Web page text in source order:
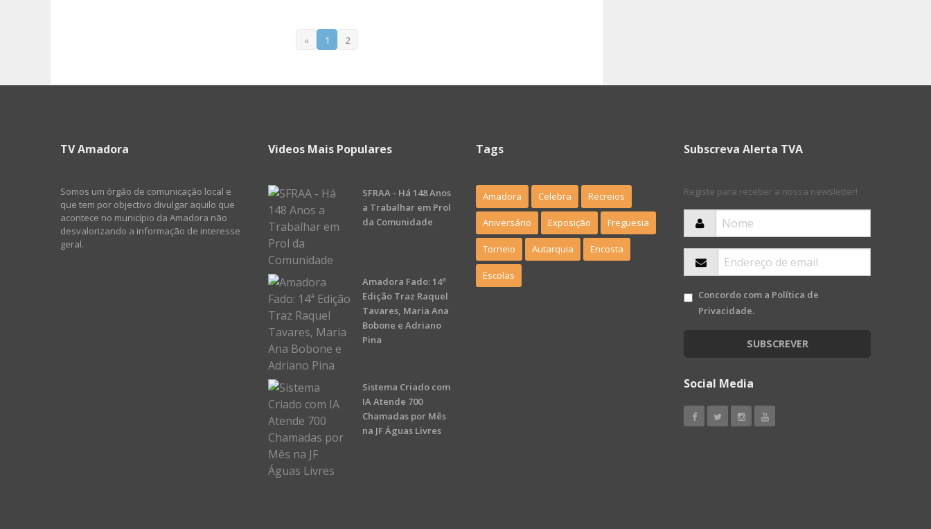
« 1 2
TV Amadora
Somos um órgão de comunicação local e
que tem por objectivo divulgar aquilo que
acontece no município da Amadora não
desvalorizando a informação de interesse
geral.
Videos Mais Populares
SFRAA - Há 148 Anos
a Trabalhar em Prol
da Comunidade
Amadora Fado: 14ª
Edição Traz Raquel
Tavares, Maria Ana
Bobone e Adriano
Pina
Sistema Criado com
IA Atende 700
Chamadas por Mês
na JF Águas Livres
Tags
Amadora Celebra Recreios
Aniversário Exposição Freguesia
Torneio Autarquia Encosta
Escolas
Subscreva Alerta TVA
Registe para receber a nossa newsletter!
Concordo com a Política de
Privacidade.
SUBSCREVER
Social Media